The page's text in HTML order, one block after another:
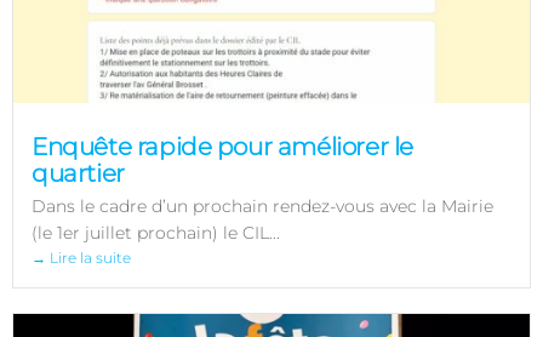
Enquête rapide pour améliorer le
quartier
Dans le cadre d’un prochain rendez-vous avec la Mairie
(le 1er juillet prochain) le CIL...
→ Lire la suite